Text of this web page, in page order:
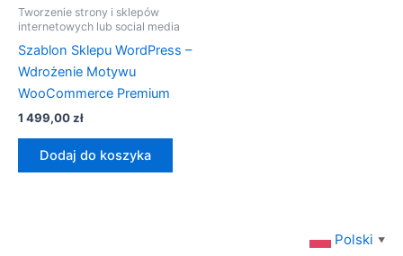
Tworzenie strony i sklepów
internetowych lub social media
Szablon Sklepu WordPress –
Wdrożenie Motywu
WooCommerce Premium
1 499,00zł
Dodaj do koszyka
Polski ▼